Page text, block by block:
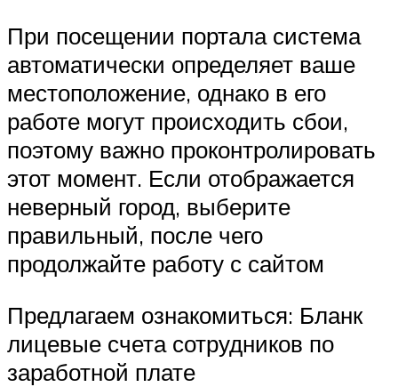
При посещении портала система
автоматически определяет ваше
местоположение, однако в его
работе могут происходить сбои,
поэтому важно проконтролировать
этот момент. Если отображается
неверный город, выберите
правильный, после чего
продолжайте работу с сайтом
Предлагаем ознакомиться: Бланк
лицевые счета сотрудников по
заработной плате